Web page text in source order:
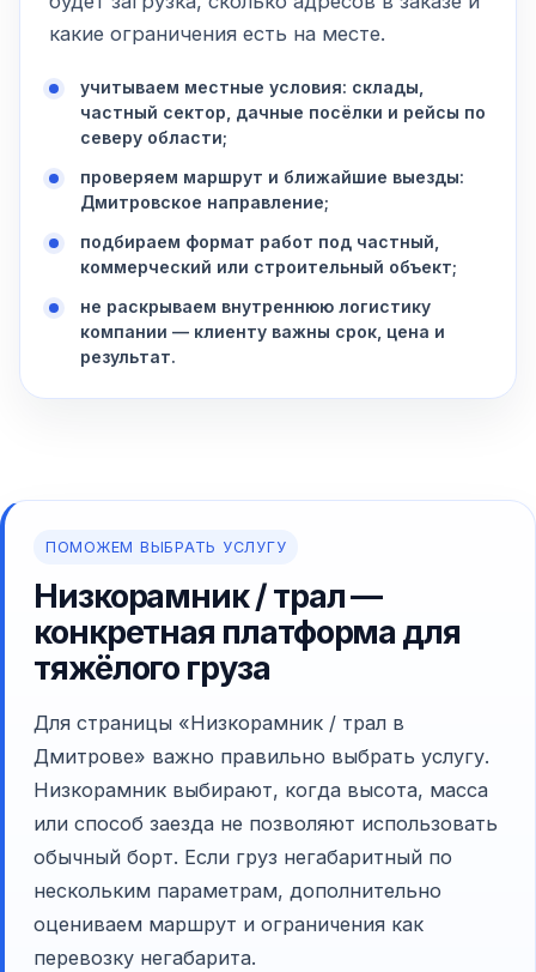
какие ограничения есть на месте.
учитываем местные условия: склады,
частный сектор, дачные посёлки и рейсы по
северу области;
проверяем маршрут и ближайшие выезды:
Дмитровское направление;
подбираем формат работ под частный,
коммерческий или строительный объект;
не раскрываем внутреннюю логистику
компании — клиенту важны срок, цена и
результат.
ПОМОЖЕМ ВЫБРАТЬ УСЛУГУ
Низкорамник / трал —
конкретная платформа для
тяжёлого груза
Для страницы «Низкорамник / трал в
Дмитрове» важно правильно выбрать услугу.
Низкорамник выбирают, когда высота, масса
или способ заезда не позволяют использовать
обычный борт. Если груз негабаритный по
нескольким параметрам, дополнительно
оцениваем маршрут и ограничения как
перевозку негабарита.